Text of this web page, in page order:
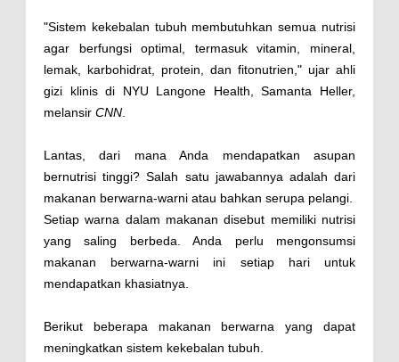
"Sistem kekebalan tubuh membutuhkan semua nutrisi
agar berfungsi optimal, termasuk vitamin, mineral,
lemak, karbohidrat, protein, dan fitonutrien," ujar ahli
gizi klinis di NYU Langone Health, Samanta Heller,
melansir CNN
Lantas, dari mana Anda mendapatkan asupan
bernutrisi tinggi? Salah satu jawabannya adalah dari
makanan berwarna-warni atau bahkan serupa pelangi.
Setiap warna dalam makanan disebut memiliki nutrisi
yang saling berbeda. Anda perlu mengonsumsi
makanan berwarna-warni ini setiap hari untuk
mendapatkan khasiatnya.
Berikut beberapa makanan berwarna yang dapat
meningkatkan sistem kekebalan tubuh.